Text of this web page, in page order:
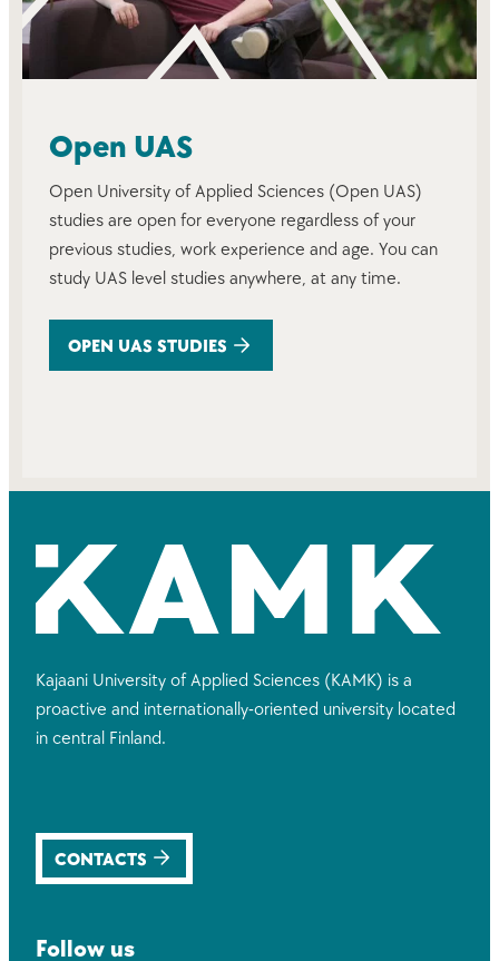
Open UAS
Open University of Applied Sciences (Open UAS)
studies are open for everyone regardless of your
previous studies, work experience and age. You can
study UAS level studies anywhere, at any time.
OPEN UAS STUDIES
Kajaani University of Applied Sciences (KAMK) is a
proactive and internationally-oriented university located
in central Finland.
CONTACTS
Follow us